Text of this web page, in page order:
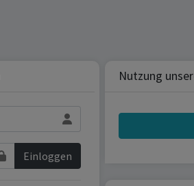
Einloggen
Nutzung